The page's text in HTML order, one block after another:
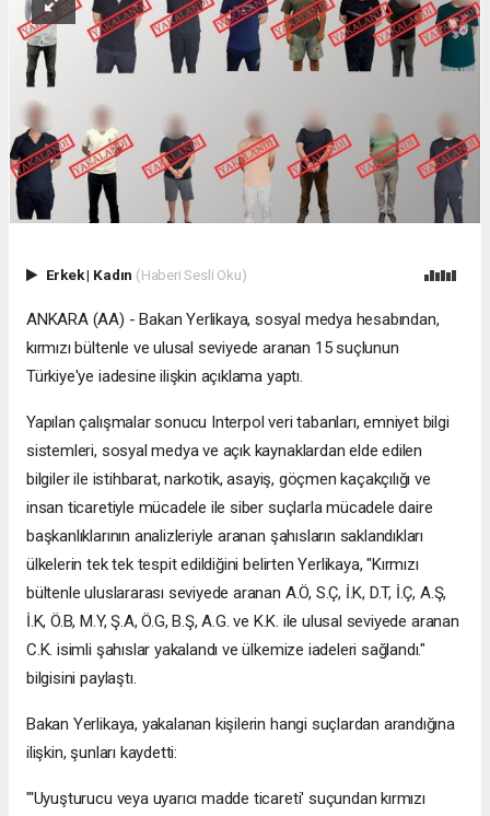
Erkek| Kadın (Haberi Sesli Oku)
ANKARA (AA) - Bakan Yerlikaya, sosyal medya hesabından,
kırmızı bültenle ve ulusal seviyede aranan 15 suçlunun
Türkiye'ye iadesine ilişkin açıklama yaptı.
Yapılan çalışmalar sonucu Interpol veri tabanları, emniyet bilgi
sistemleri, sosyal medya ve açık kaynaklardan elde edilen
bilgiler ile istihbarat, narkotik, asayiş, göçmen kaçakçılığı ve
insan ticaretiyle mücadele ile siber suçlarla mücadele daire
başkanlıklarının analizleriyle aranan şahısların saklandıkları
ülkelerin tek tek tespit edildiğini belirten Yerlikaya, "Kırmızı
bültenle uluslararası seviyede aranan A.Ö, S.Ç, İ.K, D.T, İ.Ç, A.Ş,
İ.K, Ö.B, M.Y, Ş.A, Ö.G, B.Ş, A.G. ve K.K. ile ulusal seviyede aranan
C.K. isimli şahıslar yakalandı ve ülkemize iadeleri sağlandı."
bilgisini paylaştı.
Bakan Yerlikaya, yakalanan kişilerin hangi suçlardan arandığına
ilişkin, şunları kaydetti:
"'Uyuşturucu veya uyarıcı madde ticareti' suçundan kırmızı